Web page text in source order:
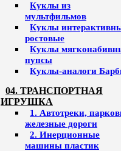
Куклы из
мультфильмов
Куклы
ростовые
Куклы
пупсы
Куклы-аналоги
04. ТРАНСПОРТНАЯ
ИГРУШКА
1. Автотреки,
железные дороги
2. Инерционные
машины пластик